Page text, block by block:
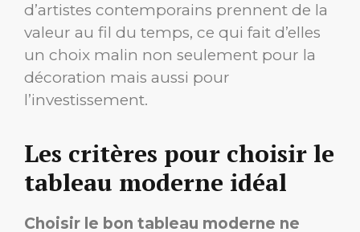
d’artistes contemporains prennent de la
valeur au fil du temps, ce qui fait d’elles
un choix malin non seulement pour la
décoration mais aussi pour
l’investissement.
Les critères pour choisir le
tableau moderne idéal
Choisir le bon tableau moderne ne